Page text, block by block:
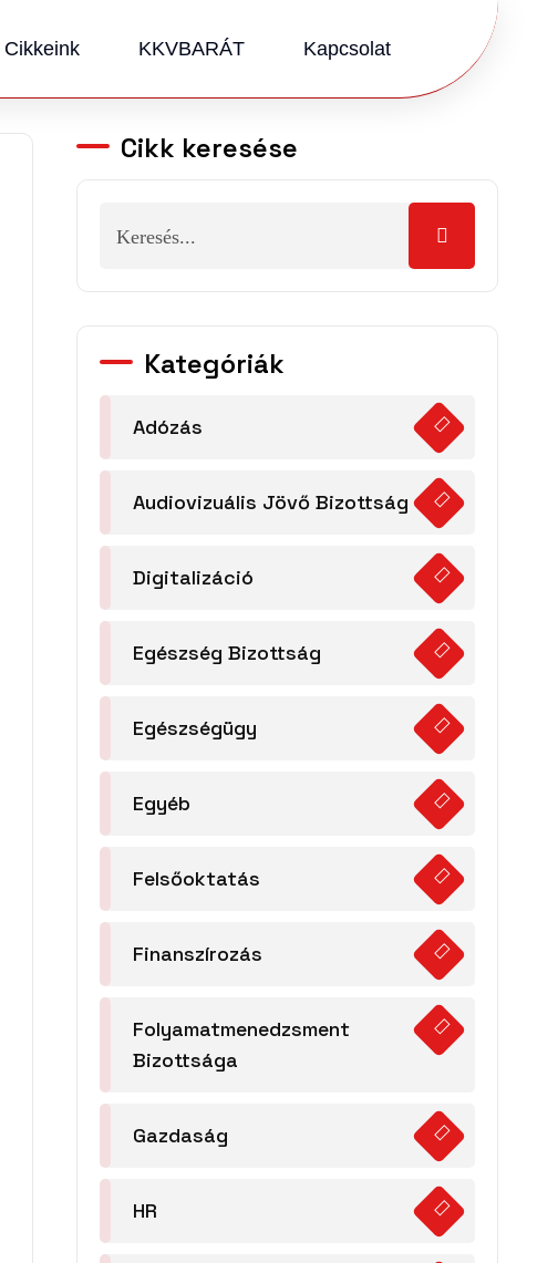
Cikkeink KKVBARÁT Kapcsolat
Cikk keresése
Kategóriák
Adózás
Audiovizuális Jövő Bizottság
Digitalizáció
Egészség Bizottság
Egészségügy
Egyéb
Felsőoktatás
Finanszírozás
Folyamatmenedzsment
Bizottsága
Gazdaság
HR